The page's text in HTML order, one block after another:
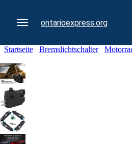
ontarioexpress.org
Startseite Bremslichtschalter